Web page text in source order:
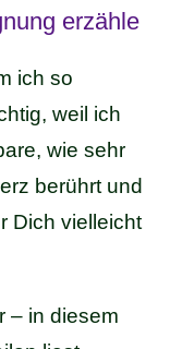
erzähle
ich so
weil ich
wie sehr
berührt und
Dich vielleicht
– in diesem